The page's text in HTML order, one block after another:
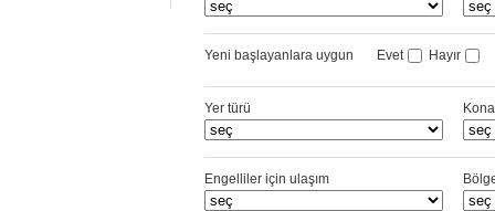
Yeni başlayanlara uygun Evet Hayır
Yer türü
Engelliler için ulaşım